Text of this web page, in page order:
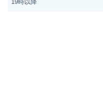
19時以降